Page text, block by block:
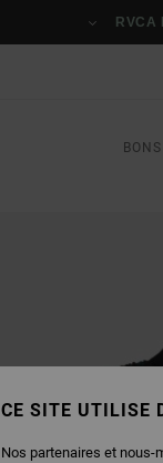
RVCA
CE SITE UTILISE
Nos partenaires et